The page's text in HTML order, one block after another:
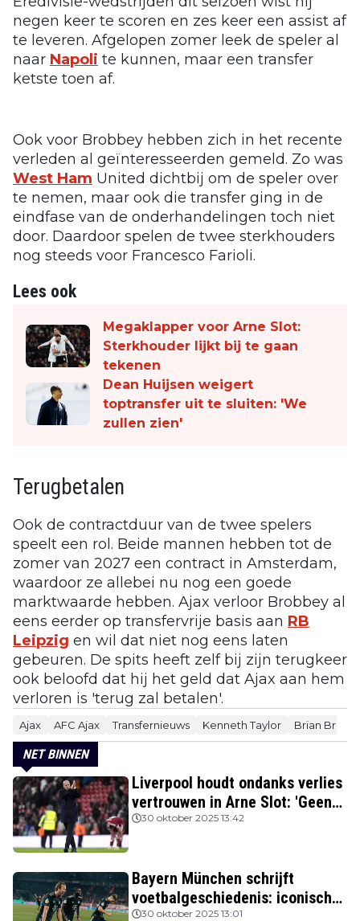
negen keer te scoren en zes keer een assist af
te leveren. Afgelopen zomer leek de speler al
naar Napoli te kunnen, maar een transfer
ketste toen af.
Ook voor Brobbey hebben zich in het recente
verleden al geïnteresseerden gemeld. Zo was
West Ham United dichtbij om de speler over
te nemen, maar ook die transfer ging in de
eindfase van de onderhandelingen toch niet
door. Daardoor spelen de twee sterkhouders
nog steeds voor Francesco Farioli.
Lees ook
Megaklapper voor Arne Slot:
Sterkhouder lijkt bij te gaan
tekenen
Dean Huijsen weigert
toptransfer uit te sluiten: 'We
zullen zien'
Terugbetalen
Ook de contractduur van de twee spelers
speelt een rol. Beide mannen hebben tot de
zomer van 2027 een contract in Amsterdam,
waardoor ze allebei nu nog een goede
marktwaarde hebben. Ajax verloor Brobbey al
eens eerder op transfervrije basis aan RB
Leipzig en wil dat niet nog eens laten
gebeuren. De spits heeft zelf bij zijn terugkeer
ook beloofd dat hij het geld dat Ajax aan hem
verloren is 'terug zal betalen'.
Ajax AFC Ajax Transfernieuws Kenneth Taylor Brian
NET BINNEN
Liverpool houdt ondanks verlies
vertrouwen in Arne Slot: 'Geen
kans'
30 oktober 2025 13:42
Bayern München schrijft
voetbalgeschiedenis: iconische
Nederlanders verslagen
30 oktober 2025 13:01